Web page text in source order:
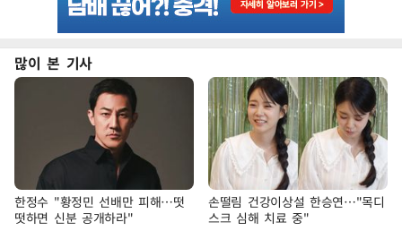
많이 본 기사
한정수 "황정민 선배만 피해…떳
떳하면 신분 공개하라"
손떨림 건강이상설 한승연…"목디
스크 심해 치료 중"